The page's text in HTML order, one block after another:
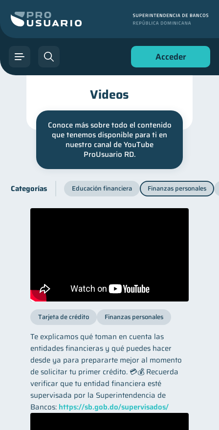
Acceder
Videos
Conoce más sobre todo el contenido
que tenemos disponible para ti en
nuestro canal de YouTube
ProUsuario RD.
Categorías Educación financiera Finanzas personales
Tarjeta de crédito Finanzas personales
Te explicamos qué toman en cuenta las
entidades financieras y qué puedes hacer
desde ya para prepararte mejor al momento
de solicitar tu primer crédito. 💳💰 Recuerda
verificar que tu entidad financiera esté
supervisada por la Superintendencia de
Bancos: https://sb.gob.do/supervisados/